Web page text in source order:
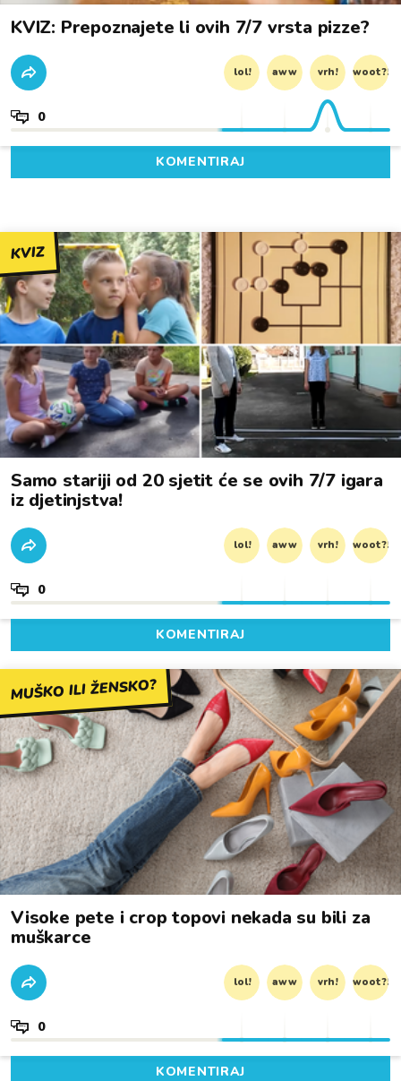
KVIZ: Prepoznajete li ovih 7/7 vrsta pizze?
lol! aww vrh! woot?!
0
KOMENTIRAJ
KVIZ
Samo stariji od 20 sjetit će se ovih 7/7 igara
iz djetinjstva!
lol! aww vrh! woot?!
0
KOMENTIRAJ
MUŠKO ILI ŽENSKO?
Visoke pete i crop topovi nekada su bili za
muškarce
lol! aww vrh! woot?!
0
KOMENTIRAJ